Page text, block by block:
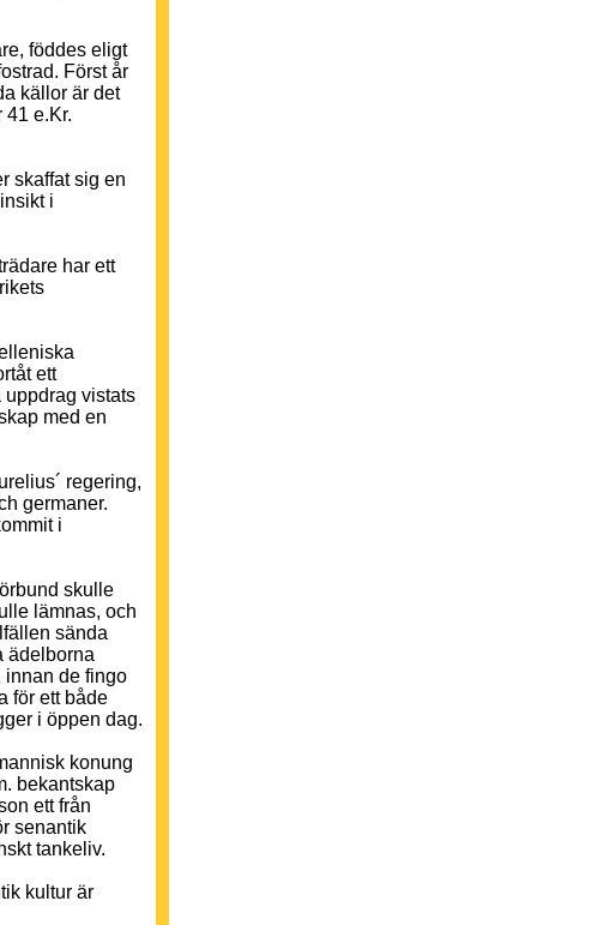
föddes eligt
Först år
källor är det
e.Kr.
skaffat sig en
i
har ett
ett
vistats
med en
regering,
germaner.
i
skulle
lämnas, och
sända
ädelborna
innan de fingo
för ett både
i öppen dag.
konung
bekantskap
ett från
senantik
tankeliv.
kultur är